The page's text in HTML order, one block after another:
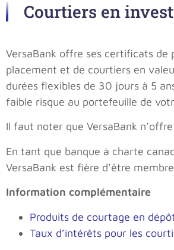
Courtiers en
VersaBank offre ses certificats de
placement et de courtiers en
durées flexibles de 30 jours à 5
faible risque au portefeuille de
Il faut noter que VersaBank
En tant que banque à charte
VersaBank est fière d’être
Information complémentaire
Produits de courtage en
Taux d’intérêts pour les